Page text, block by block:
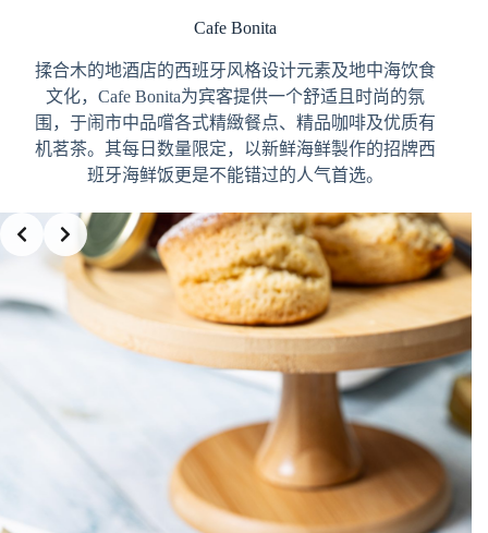
Cafe Bonita
揉合木的地酒店的西班牙风格设计元素及地中海饮食
文化，Cafe Bonita为宾客提供一个舒适且时尚的氛
围，于闹市中品嚐各式精緻餐点、精品咖啡及优质有
机茗茶。其每日数量限定，以新鲜海鲜製作的招牌西
班牙海鲜饭更是不能错过的人气首选。
Slide 3 of 5